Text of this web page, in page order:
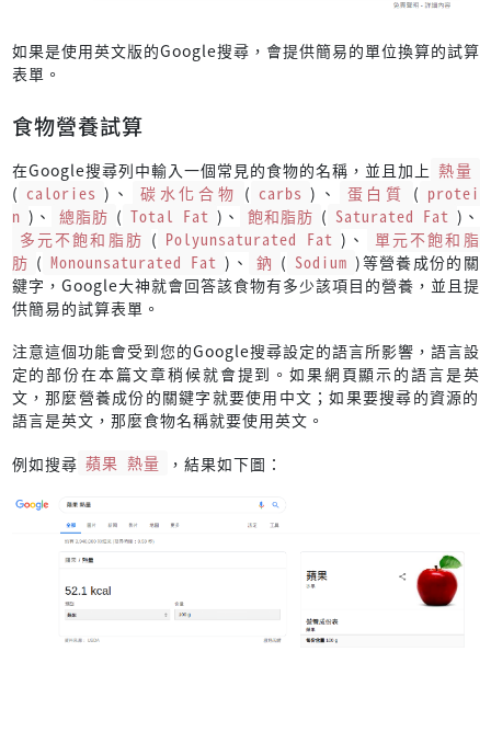
如果是使用英文版的Google搜尋，會提供簡易的單位換算的試算
表單。
食物營養試算
在Google搜尋列中輸入一個常見的食物的名稱，並且加上 熱量
( calories )、 碳水化合物 ( carbs )、 蛋白質 ( protei
n )、 總脂肪 ( Total Fat )、 飽和脂肪 ( Saturated Fat )、
多元不飽和脂肪 ( Polyunsaturated Fat )、
單元不飽和脂
肪 ( Monounsaturated Fat )、 鈉 ( Sodium )等營養成份的關
鍵字，Google大神就會回答該食物有多少該項目的營養，並且提
供簡易的試算表單。
注意這個功能會受到您的Google搜尋設定的語言所影響，語言設
定的部份在本篇文章稍候就會提到。如果網頁顯示的語言是英
文，那麼營養成份的關鍵字就要使用中文；如果要搜尋的資源的
語言是英文，那麼食物名稱就要使用英文。
例如搜尋 蘋果 熱量 ，結果如下圖：